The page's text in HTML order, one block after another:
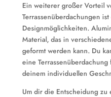
Ein weiterer großer Vorteil
Terrassenüberdachungen
Designmöglichkeiten.
Material, das in
geformt werden kann. Du
eine
deinem individuellen
Um dir die Entscheidung